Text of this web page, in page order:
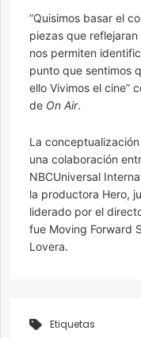
“Quisimos basar el
piezas que
nos permiten
punto que sentimos
ello Vivimos el cine”
de On Air.
La
una colaboración
NBCUniversal
la productora Hero,
liderado por el
fue Moving Forward
Lovera.
Etiquetas